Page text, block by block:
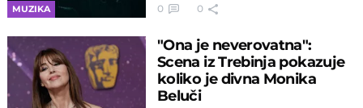
MUZIKA 0 0
"Ona je neverovatna":
Scena iz Trebinja pokazuje
koliko je divna Monika
Beluči